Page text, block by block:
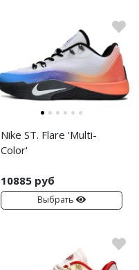
Nike ST. Flare 'Multi-
Color'
10885 руб
Выбрать